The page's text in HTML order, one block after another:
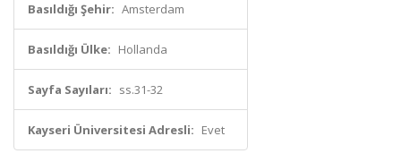
Basıldığı Şehir: Amsterdam
Basıldığı Ülke: Hollanda
Sayfa Sayıları: ss.31-32
Kayseri Üniversitesi Adresli: Evet